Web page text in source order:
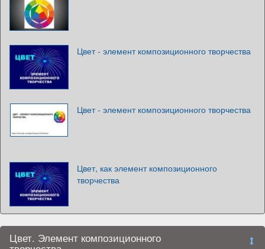
Цвет - элемент композиционного творчества
Цвет - элемент композиционного творчества
Цвет, как элемент композиционного
творчества
Цвет. Элемент композиционного